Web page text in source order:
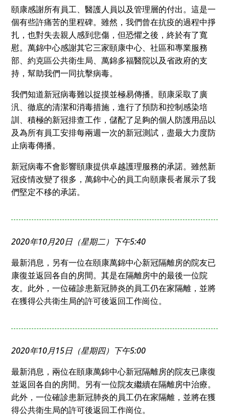
頤康感謝所有員工、醫護人員以及管理層的付出。這是一
個有些許痛苦的里程碑。雖然，我們曾在抗疫的過程中掙
扎，也對失去親人感到悲傷，但恐懼之後，終於有了寬
慰。萬錦中心感謝其它三家頤康中心、社區和專業服務
部、約克區公共衛生局、萬錦多福醫院以及省政府的支
持，幫助我們一同抗擊病毒。
我們知道新冠病毒難以捉摸並極易傳播。頤康采取了廣
汎、徹底的清潔和消毒措施，進行了預防和控制感染培
訓、積極的新冠排查工作，儲配了足夠的個人防護用品以
及為所有員工安排每兩週一次的新冠測試，盡最大力度防
止病毒傳播。
新冠病毒不會影響頤康提供卓越護理服務的承諾。雖然新
冠疫情改變了很多，萬錦中心的員工向頤康長者展示了我
們堅定不移的承諾。
2020年10月20日（星期二）下午5:40
最新消息，另有一位在頤康萬錦中心新冠隔離房的院友已
康復並返回各自的房間。其是在隔離房中的最後一位院
友。此外，一位確診患新冠肺炎的員工仍在家隔離，並將
在獲得公共衛生局的許可後返回工作崗位。
2020年10月15日（星期四）下午5:00
最新消息，兩位在頤康萬錦中心新冠隔離房的院友已康復
並返回各自的房間。另有一位院友繼續在隔離房中治療。
此外，一位確診患新冠肺炎的員工仍在家隔離，並將在獲
得公共衛生局的許可後返回工作崗位。